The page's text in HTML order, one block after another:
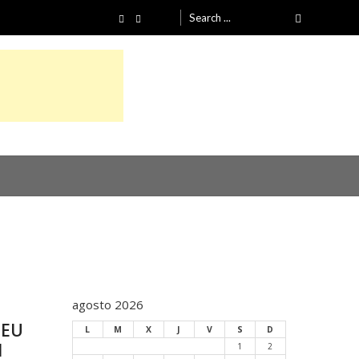
Search for:
agosto 2026
L M X J V S
D
1
2